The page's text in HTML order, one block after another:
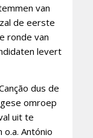
van
de eerste
ronde van
levert
dus de
omroep
uit te
António